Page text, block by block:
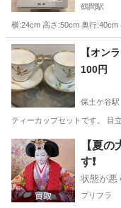
鶴間駅
横:24cm 高さ:50cm 奥行
神奈川 大和市 鶴間駅
【オン
100円
保土ケ谷駅
ティーカップセットです。 目
神奈川 保土
【夏
す❗️
状態が悪
プリフラ